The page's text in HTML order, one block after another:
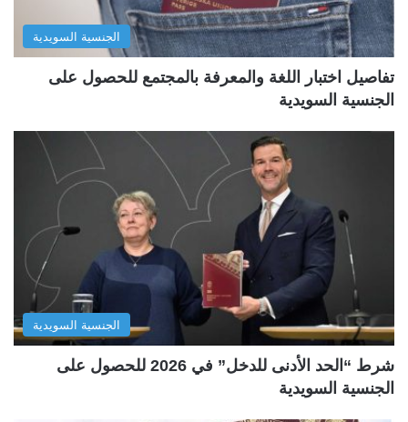
الجنسية السويدية
تفاصيل اختبار اللغة والمعرفة بالمجتمع للحصول على
الجنسية السويدية
الجنسية السويدية
شرط “الحد الأدنى للدخل” في 2026 للحصول على
الجنسية السويدية